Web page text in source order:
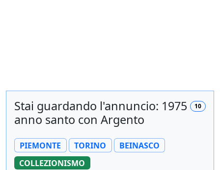
10
Stai guardando l'annuncio: 1975
anno santo con Argento
PIEMONTE TORINO
BEINASCO
COLLEZIONISMO